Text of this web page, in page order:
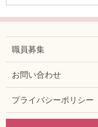
職員募集
お問い合わせ
プライバシーポリシー